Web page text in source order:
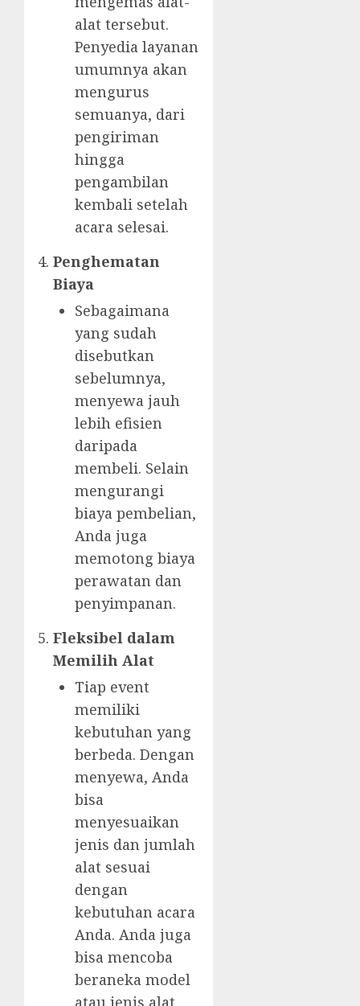
alat tersebut.
Penyedia layanan
umumnya akan
mengurus
semuanya, dari
pengiriman
hingga
pengambilan
kembali setelah
acara selesai.
Penghematan
Biaya
Sebagaimana
yang sudah
disebutkan
sebelumnya,
menyewa jauh
lebih efisien
daripada
membeli. Selain
mengurangi
biaya pembelian,
Anda juga
memotong biaya
perawatan dan
penyimpanan.
Fleksibel dalam
Memilih Alat
Tiap event
memiliki
kebutuhan yang
berbeda. Dengan
menyewa, Anda
bisa
menyesuaikan
jenis dan jumlah
alat sesuai
dengan
kebutuhan acara
Anda. Anda juga
bisa mencoba
beraneka model
atau jenis alat